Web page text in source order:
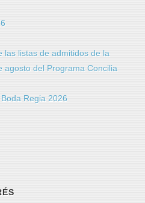
las listas de admitidos de la
agosto del Programa Concilia
Regia 2026